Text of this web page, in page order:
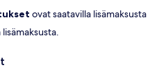
ovat saatavilla lisämaksusta